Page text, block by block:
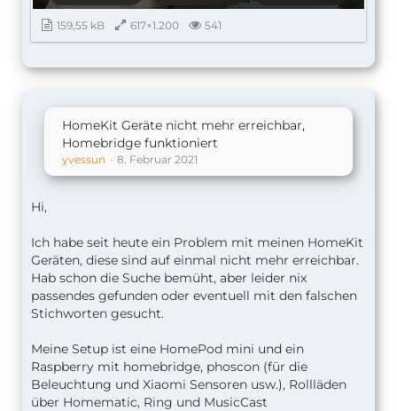
159,55 kB 617×1.200 541
HomeKit Geräte nicht mehr erreichbar,
Homebridge funktioniert
yvessun 8. Februar 2021
Hi,
Ich habe seit heute ein Problem mit meinen HomeKit
Geräten, diese sind auf einmal nicht mehr erreichbar.
Hab schon die Suche bemüht, aber leider nix
passendes gefunden oder eventuell mit den falschen
Stichworten gesucht.
Meine Setup ist eine HomePod mini und ein
Raspberry mit homebridge, phoscon (für die
Beleuchtung und Xiaomi Sensoren usw.), Rollläden
über Homematic, Ring und MusicCast